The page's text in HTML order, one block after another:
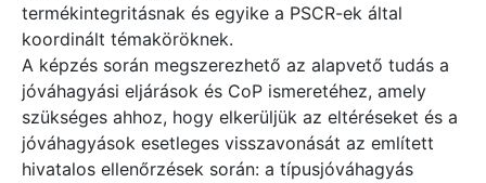
termékintegritásnak és egyike a PSCR-ek által
koordinált témaköröknek.
A képzés során megszerezhető az alapvető tudás a
jóváhagyási eljárások és CoP ismeretéhez, amely
szükséges ahhoz, hogy elkerüljük az eltéréseket és a
jóváhagyások esetleges visszavonását az említett
hivatalos ellenőrzések során: a típusjóváhagyás